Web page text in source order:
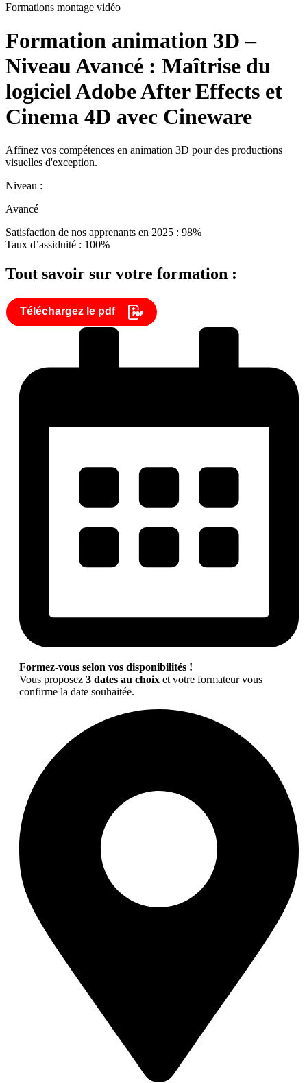
Formations montage vidéo
Formation animation 3D –
Niveau Avancé : Maîtrise du
logiciel Adobe After Effects et
Cinema 4D avec Cineware
Affinez vos compétences en animation 3D pour des productions
visuelles d'exception.
Niveau :
Avancé
Satisfaction de nos apprenants en 2025 : 98%
Taux d’assiduité : 100%
Tout savoir sur votre formation :
Téléchargez le pdf
Formez-vous selon vos disponibilités !
Vous proposez 3 dates au choix et votre formateur vous
confirme la date souhaitée.